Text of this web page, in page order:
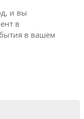
и вы
в
в вашем